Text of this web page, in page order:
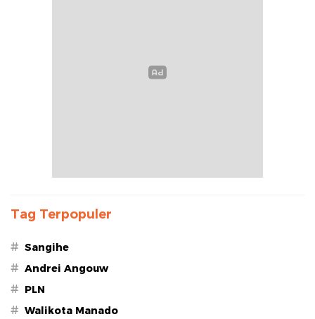
Tag Terpopuler
# Sangihe
# Andrei Angouw
# PLN
# Walikota Manado